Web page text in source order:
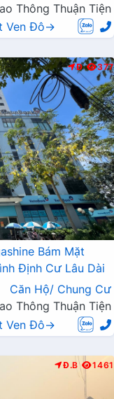
Thông Thuận Tiện
Ven Đô→
Đ 377
Bám Mặt
Định Cư Lâu Dài
Căn Hộ/ Chung Cư
Thông Thuận Tiện
Ven Đô→
Đ.B 1461